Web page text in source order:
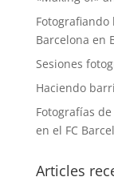
Fotografiando
Barcelona en
Sesiones
Haciendo
Fotografías
en el FC
Articles